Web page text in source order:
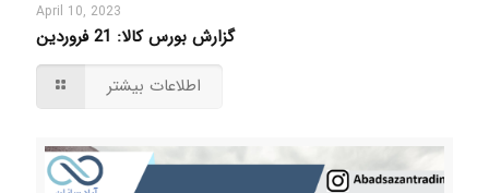
April 10, 2023
گزارش بورس کالا: 21 فروردین
اطلاعات بیشتر